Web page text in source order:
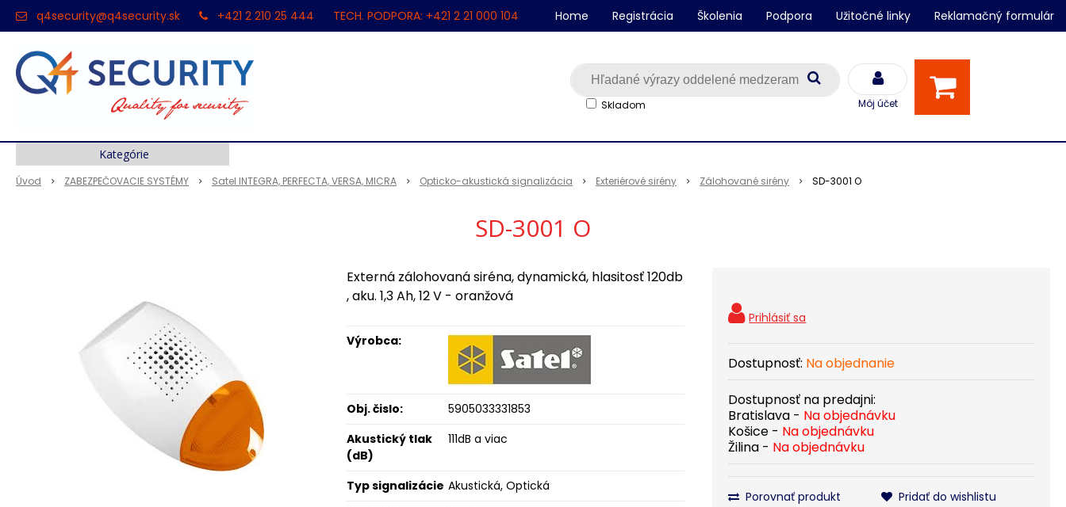
q4security@q4security.sk +421 2 210 25 444 TECH. PODPORA: +421 2 21 000 104
Môj účet
Skladom
Home Registrácia Školenia Podpora Užitočné linky Reklamačný formulár
Úvod ZABEZPEČOVACIE SYSTÉMY Satel INTEGRA, PERFECTA, VERSA, MICRA Opticko-akustická signalizácia Exteriérové sirény Zálohované sirény SD-3001 O
SD-3001 O
Dostupnosť: Na objednanie
Dostupnosť na predajni:
Bratislava - Na objednávku
Košice - Na objednávku
Žilina - Na objednávku
Porovnať produkt Pridať do wishlistu
Externá zálohovaná siréna, dynamická, hlasitosť 120db
, aku. 1,3 Ah, 12 V - oranžová
Výrobca:
Obj. čislo:
5905033331853
Akustický tlak
(dB)
111dB a viac
Typ signalizácie Akustická, Optická
Kategórie